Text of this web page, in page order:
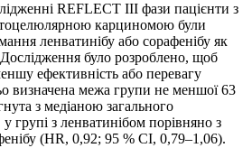
REFLECT III фази пацієнти з
карциномою були
ленватинібу або сорафенібу як
Дослідження було розроблено, щоб
ефективність або перевагу
визначена межа групи не меншої 63
з медіаною загального
групі з ленватинібом порівняно з
(HR, 0,92; 95 % CI, 0,79–1,06).